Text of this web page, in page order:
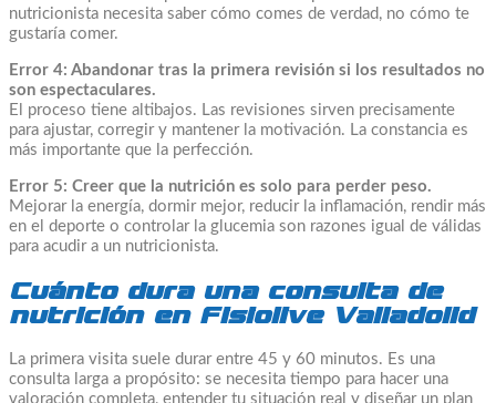
nutricionista necesita saber cómo comes de verdad, no cómo te
gustaría comer.
Error 4: Abandonar tras la primera revisión si los resultados no
son espectaculares.
El proceso tiene altibajos. Las revisiones sirven precisamente
para ajustar, corregir y mantener la motivación. La constancia es
más importante que la perfección.
Error 5: Creer que la nutrición es solo para perder peso.
Mejorar la energía, dormir mejor, reducir la inflamación, rendir más
en el deporte o controlar la glucemia son razones igual de válidas
para acudir a un nutricionista.
Cuánto dura una consulta de
nutrición en Fisiolive Valladolid
La primera visita suele durar entre 45 y 60 minutos. Es una
consulta larga a propósito: se necesita tiempo para hacer una
valoración completa, entender tu situación real y diseñar un plan